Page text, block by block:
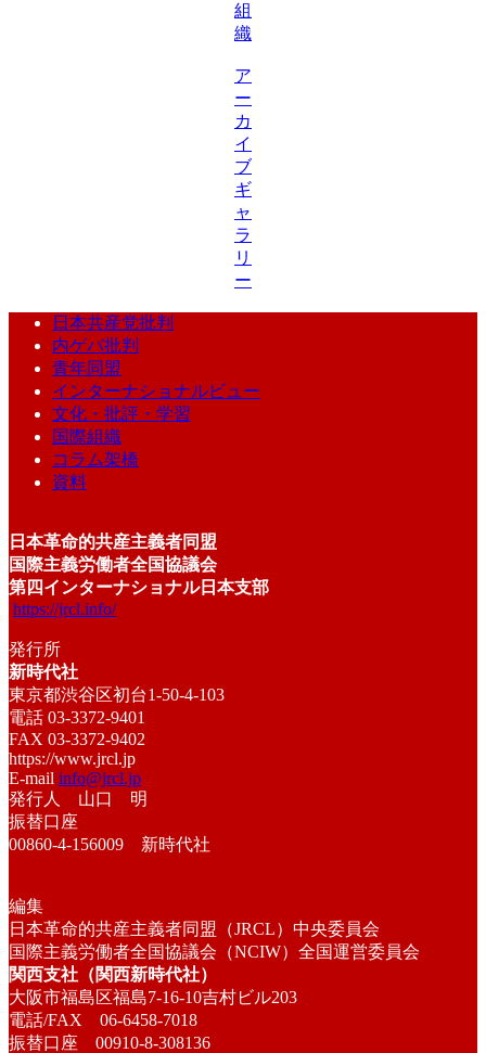
組
織
ア
ー
カ
イ
ブ
ギ
ャ
ラ
リ
ー
日本共産党批判
内ゲバ批判
青年同盟
インターナショナルビュー
文化・批評・学習
国際組織
コラム架橋
資料
日本革命的共産主義者同盟
国際主義労働者全国協議会
第四インターナショナル日本支部
https://jrcl.info/
発行所
新時代社
東京都渋谷区初台1-50-4-103
電話 03-3372-9401
FAX 03-3372-9402
https://www.jrcl.jp
E-mail info@jrcl.jp
発行人 山口 明
振替口座
00860-4-156009 新時代社
編集
日本革命的共産主義者同盟（JRCL）中央委員会
国際主義労働者全国協議会（NCIW）全国運営委員会
関西支社（関西新時代社）
大阪市福島区福島7-16-10吉村ビル203
電話/FAX 06-6458-7018
振替口座 00910-8-308136